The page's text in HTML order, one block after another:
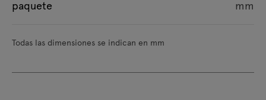
paquete mm
Todas las dimensiones se indican en mm